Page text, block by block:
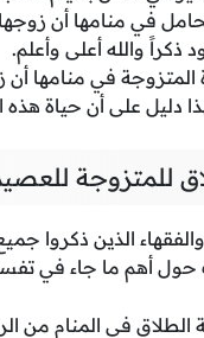
في منامها أن
والله أعلى وأعلم.
المتزوجة في منامها
دليل على أن حياة هذه
للمتزوجة
الذين ذكروا
أهم ما جاء في
في المنام من